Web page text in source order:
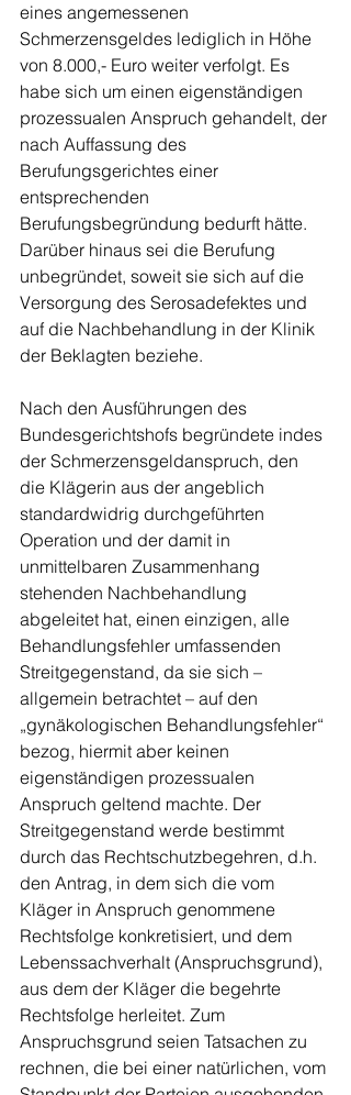
eines angemessenen
Schmerzensgeldes lediglich in Höhe
von 8.000,- Euro weiter verfolgt. Es
habe sich um einen eigenständigen
prozessualen Anspruch gehandelt, der
nach Auffassung des
Berufungsgerichtes einer
entsprechenden
Berufungsbegründung bedurft hätte.
Darüber hinaus sei die Berufung
unbegründet, soweit sie sich auf die
Versorgung des Serosadefektes und
auf die Nachbehandlung in der Klinik
der Beklagten beziehe.
Nach den Ausführungen des
Bundesgerichtshofs begründete indes
der Schmerzensgeldanspruch, den
die Klägerin aus der angeblich
standardwidrig durchgeführten
Operation und der damit in
unmittelbaren Zusammenhang
stehenden Nachbehandlung
abgeleitet hat, einen einzigen, alle
Behandlungsfehler umfassenden
Streitgegenstand, da sie sich –
allgemein betrachtet – auf den
„gynäkologischen Behandlungsfehler“
bezog, hiermit aber keinen
eigenständigen prozessualen
Anspruch geltend machte. Der
Streitgegenstand werde bestimmt
durch das Rechtschutzbegehren, d.h.
den Antrag, in dem sich die vom
Kläger in Anspruch genommene
Rechtsfolge konkretisiert, und dem
Lebenssachverhalt (Anspruchsgrund),
aus dem der Kläger die begehrte
Rechtsfolge herleitet. Zum
Anspruchsgrund seien Tatsachen zu
rechnen, die bei einer natürlichen, vom